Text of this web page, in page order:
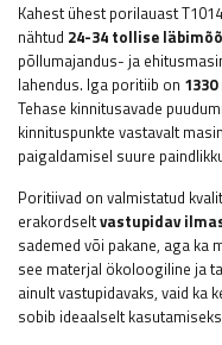
Kahest ühest porilauast
nähtud 24-34 tollise
põllumajandus- ja
lahendus. Iga poritiib on
Tehase kinnitusavade
kinnituspunkte vastavalt
paigaldamisel suure
Poritiivad on valmistatud
erakordseltvastupidav
sademed või pakane, aga ka
see materjal ökoloogiline ja
ainult vastupidavaks, vaid ka
sobib ideaalselt